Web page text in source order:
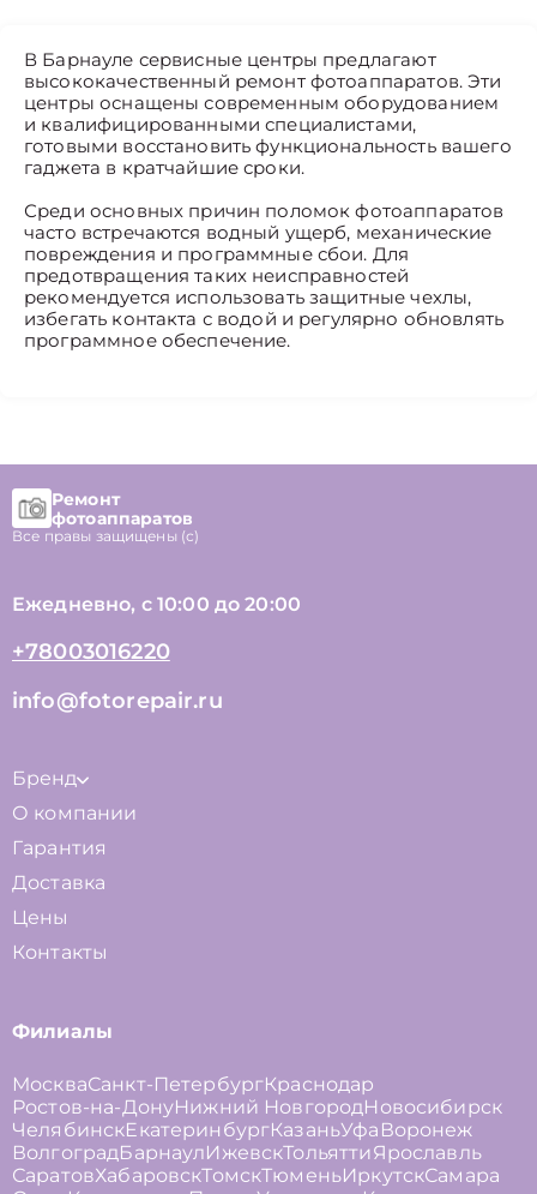
В Барнауле сервисные центры предлагают
высококачественный ремонт фотоаппаратов. Эти
центры оснащены современным оборудованием
и квалифицированными специалистами,
готовыми восстановить функциональность вашего
гаджета в кратчайшие сроки.
Среди основных причин поломок фотоаппаратов
часто встречаются водный ущерб, механические
повреждения и программные сбои. Для
предотвращения таких неисправностей
рекомендуется использовать защитные чехлы,
избегать контакта с водой и регулярно обновлять
программное обеспечение.
Ремонт
фотоаппаратов
Все правы защищены (с)
Ежедневно, с 10:00 до 20:00
+78003016220
info@fotorepair.ru
Бренд
О компании
Гарантия
Доставка
Цены
Контакты
Филиалы
МоскваСанкт-ПетербургКраснодар
Ростов-на-ДонуНижний НовгородНовосибирск
ЧелябинскЕкатеринбургКазаньУфа Воронеж
ВолгоградБарнаулИжевскТольяттиЯрославль
СаратовХабаровскТомскТюменьИркутскСамара